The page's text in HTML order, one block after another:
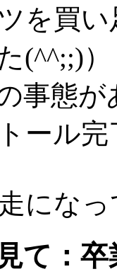
を買
(^^;;)）
事態
ール
にな
て：卒